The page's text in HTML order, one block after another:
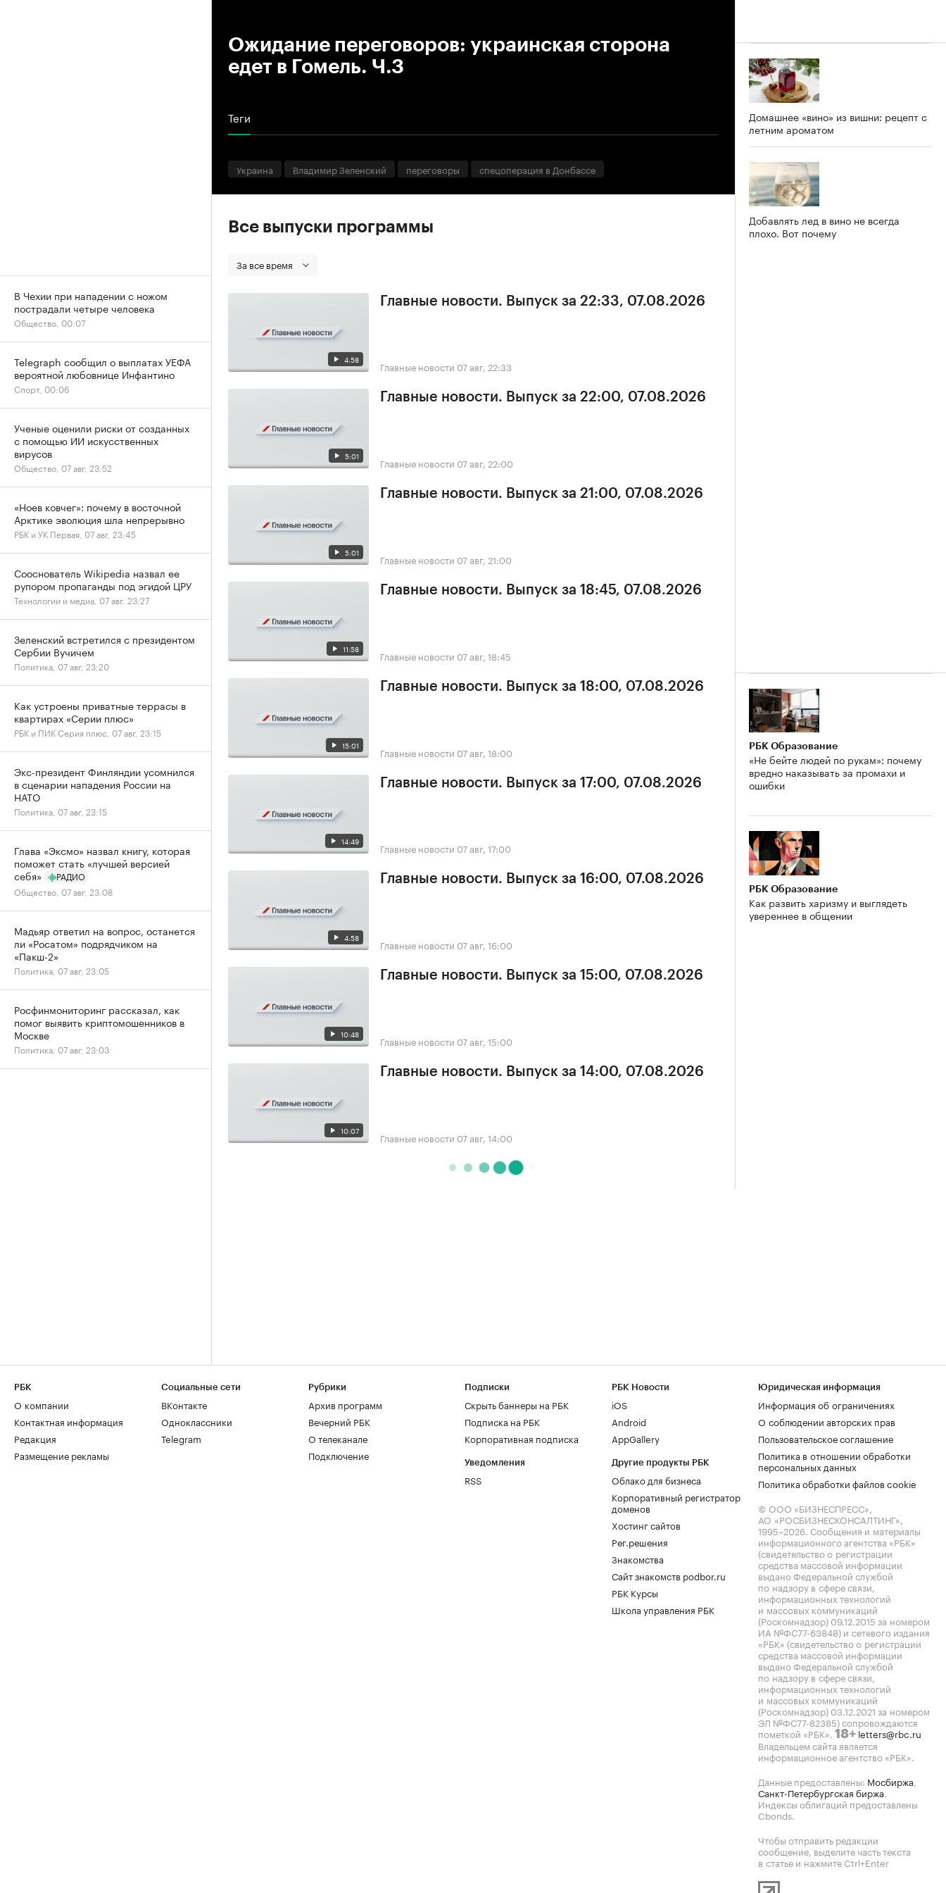
Ожидание переговоров: украинская сторона
едет в Гомель. Ч.3
Теги
Украина Владимир Зеленский переговоры спецоперация в Донбассе
Все выпуски программы
За все время
4:58
Главные новости. Выпуск за 22:33, 07.08.2026
Главные новости 07 авг, 22:33
5:01
Главные новости. Выпуск за 22:00, 07.08.2026
Главные новости 07 авг, 22:00
5:01
Главные новости. Выпуск за 21:00, 07.08.2026
Главные новости 07 авг, 21:00
11:58
Главные новости. Выпуск за 18:45, 07.08.2026
Главные новости 07 авг, 18:45
15:01
Главные новости. Выпуск за 18:00, 07.08.2026
Главные новости 07 авг, 18:00
14:49
Главные новости. Выпуск за 17:00, 07.08.2026
Главные новости 07 авг, 17:00
4:58
Главные новости. Выпуск за 16:00, 07.08.2026
Главные новости 07 авг, 16:00
10:48
Главные новости. Выпуск за 15:00, 07.08.2026
Главные новости 07 авг, 15:00
10:07
Главные новости. Выпуск за 14:00, 07.08.2026
Главные новости 07 авг, 14:00
Домашнее «вино» из вишни: рецепт с
летним ароматом
Добавлять лед в вино не всегда
плохо. Вот почему
РБК Образование
«Не бейте людей по рукам»: почему
вредно наказывать за промахи и
ошибки
РБК Образование
Как развить харизму и выглядеть
увереннее в общении
В Чехии при нападении с ножом
пострадали четыре человека
Общество, 00:07
Telegraph сообщил о выплатах УЕФА
вероятной любовнице Инфантино
Спорт, 00:06
Ученые оценили риски от созданных
с помощью ИИ искусственных
вирусов
Общество, 07 авг, 23:52
«Ноев ковчег»: почему в восточной
Арктике эволюция шла непрерывно
РБК и УК Первая, 07 авг, 23:45
Сооснователь Wikipedia назвал ее
рупором пропаганды под эгидой ЦРУ
Технологии и медиа, 07 авг, 23:27
Зеленский встретился с президентом
Сербии Вучичем
Политика, 07 авг, 23:20
Как устроены приватные террасы в
квартирах «Серии плюс»
РБК и ПИК Серия плюс, 07 авг, 23:15
Экс-президент Финляндии усомнился
в сценарии нападения России на
НАТО
Политика, 07 авг, 23:15
Глава «Эксмо» назвал книгу, которая
поможет стать «лучшей версией
себя»
РАДИО
Общество, 07 авг, 23:08
Мадьяр ответил на вопрос, останется
ли «Росатом» подрядчиком на
«Пакш-2»
Политика, 07 авг, 23:05
Росфинмониторинг рассказал, как
помог выявить криптомошенников в
Москве
Политика, 07 авг, 23:03
РБК
О компании
Контактная информация
Редакция
Размещение рекламы
Социальные сети
ВКонтакте
Одноклассники
Telegram
Рубрики
Архив программ
Вечерний РБК
О телеканале
Подключение
Подписки
Скрыть баннеры на РБК
Подписка на РБК
Корпоративная подписка
Уведомления
RSS
РБК Новости
iOS
Android
AppGallery
Другие продукты РБК
Облако для бизнеса
Корпоративный регистратор
доменов
Хостинг сайтов
Рег.решения
Знакомства
Сайт знакомств podbor.ru
РБК Курсы
Школа управления РБК
Юридическая информация
Информация об ограничениях
О соблюдении авторских прав
Пользовательское соглашение
Политика в отношении обработки
персональных данных
Политика обработки файлов cookie
© ООО «БИЗНЕСПРЕСС»,
АО «РОСБИЗНЕСКОНСАЛТИНГ»,
1995–2026. Сообщения и материалы
информационного агентства «РБК»
(свидетельство о регистрации
средства массовой информации
выдано Федеральной службой
по надзору в сфере связи,
информационных технологий
и массовых коммуникаций
(Роскомнадзор) 09.12.2015 за номером
ИА №ФС77-63848) и сетевого издания
«РБК» (свидетельство о регистрации
средства массовой информации
выдано Федеральной службой
по надзору в сфере связи,
информационных технологий
и массовых коммуникаций
(Роскомнадзор) 03.12.2021 за номером
ЭЛ №ФС77-82385) сопровождаются
пометкой «РБК». 18+ letters@rbc.ru
Владельцем сайта является
информационное агентство «РБК».
Данные предоставлены: Мосбиржа,
Санкт-Петербургская биржа.
Индексы облигаций предоставлены
Cbonds.
Чтобы отправить редакции
сообщение, выделите часть текста
в статье и нажмите Ctrl+Enter